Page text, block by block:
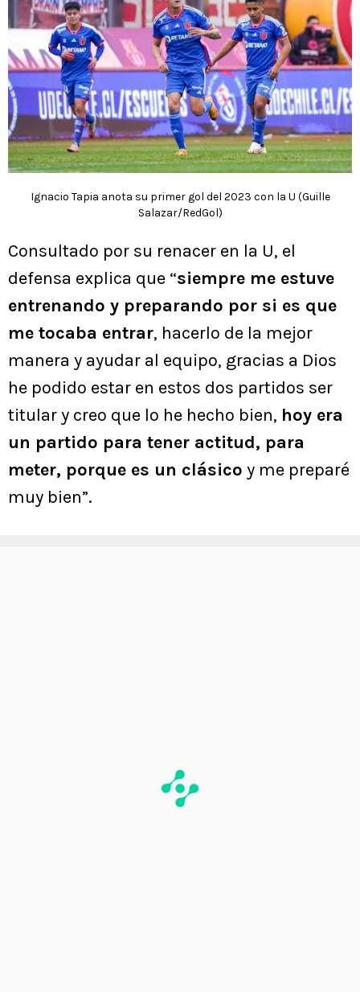
Ignacio Tapia anota su primer gol del 2023 con la U (Guille
Salazar/RedGol)
Consultado por su renacer en la U, el
defensa explica que “siempre me estuve
entrenando y preparando por si es que
me tocaba entrar, hacerlo de la mejor
manera y ayudar al equipo, gracias a Dios
he podido estar en estos dos partidos ser
titular y creo que lo he hecho bien, hoy era
un partido para tener actitud, para
meter, porque es un clásico y me preparé
muy bien”.